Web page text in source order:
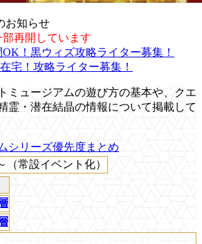
お知らせ
再開しています
OK！黒ウィズ攻略ライター募集！
宅！攻略ライター募集！
ミュージアムの遊び方の基本や、クエ
霊・潜在結晶の情報について掲載して
シリーズ優先度まとめ
（常設イベント化）